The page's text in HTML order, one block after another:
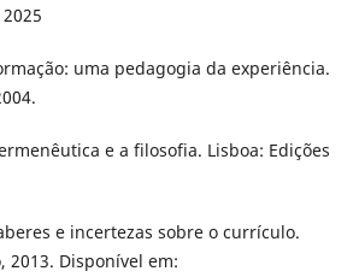
uma pedagogia da experiência.
e a filosofia. Lisboa: Edições
e incertezas sobre o currículo.
2013. Disponível em: